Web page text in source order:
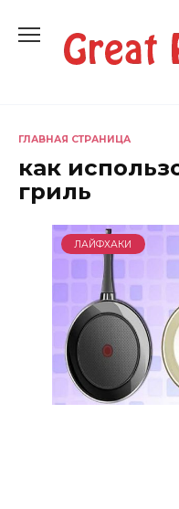
содержанию
ГЛАВНАЯ СТРАНИЦА
как
гриль
ЛАЙФХАКИ